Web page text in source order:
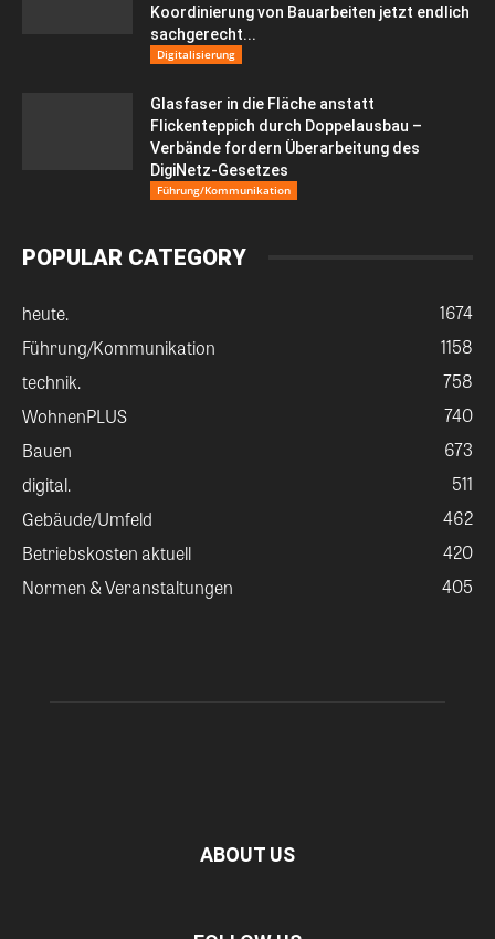
Koordinierung von Bauarbeiten jetzt endlich
sachgerecht...
Digitalisierung
Glasfaser in die Fläche anstatt
Flickenteppich durch Doppelausbau –
Verbände fordern Überarbeitung des
DigiNetz-Gesetzes
Führung/Kommunikation
POPULAR CATEGORY
heute.
1674
Führung/Kommunikation
1158
technik.
758
WohnenPLUS
740
Bauen
673
digital.
511
Gebäude/Umfeld
462
Betriebskosten aktuell
420
Normen & Veranstaltungen
405
ABOUT US